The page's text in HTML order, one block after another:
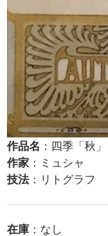
作品名 ：四季「秋」
作家 ：ミュシャ
技法：リトグラフ
在庫 ：なし